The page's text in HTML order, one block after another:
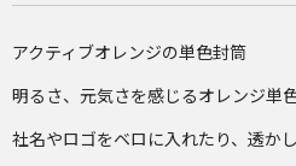
お問い合わせ
アクティブオレンジの単色封筒
明るさ、元気さを感じるオレンジ単
社名やロゴをベロに入れたり、透か